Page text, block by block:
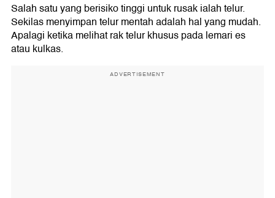
Salah satu yang berisiko tinggi untuk rusak ialah telur.
Sekilas menyimpan telur mentah adalah hal yang mudah.
Apalagi ketika melihat rak telur khusus pada lemari es
atau kulkas.
ADVERTISEMENT